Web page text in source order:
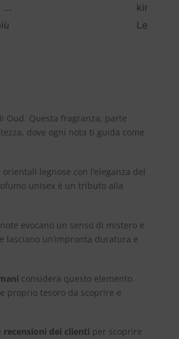
…
kind
Leggi di
Oud. Questa fragranza, parte
dove ogni nota ti guida come
legnose con l’eleganza del
unisex è un tributo alla
evocano un senso di mistero e
lasciano un’impronta duratura e
considera questo elemento
proprio tesoro da scoprire e
recensioni dei clienti per scoprire